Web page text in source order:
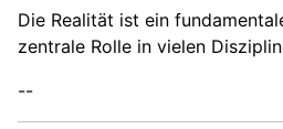
Die Realität ist ein
zentrale Rolle in vielen
--